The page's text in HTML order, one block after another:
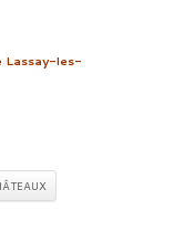
Lassay-les-